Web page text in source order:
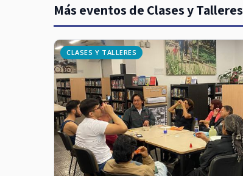
Más eventos de Clases y Talleres
CLASES Y TALLERES